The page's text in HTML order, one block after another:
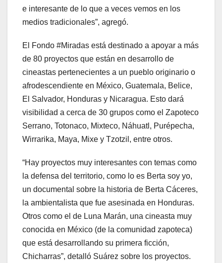
e interesante de lo que a veces vemos en los
medios tradicionales”, agregó.
El Fondo #Miradas está destinado a apoyar a más
de 80 proyectos que están en desarrollo de
cineastas pertenecientes a un pueblo originario o
afrodescendiente en México, Guatemala, Belice,
El Salvador, Honduras y Nicaragua. Esto dará
visibilidad a cerca de 30 grupos como el Zapoteco
Serrano, Totonaco, Mixteco, Náhuatl, Purépecha,
Wirrarika, Maya, Mixe y Tzotzil, entre otros.
“Hay proyectos muy interesantes con temas como
la defensa del territorio, como lo es Berta soy yo,
un documental sobre la historia de Berta Cáceres,
la ambientalista que fue asesinada en Honduras.
Otros como el de Luna Marán, una cineasta muy
conocida en México (de la comunidad zapoteca)
que está desarrollando su primera ficción,
Chicharras”, detalló Suárez sobre los proyectos.